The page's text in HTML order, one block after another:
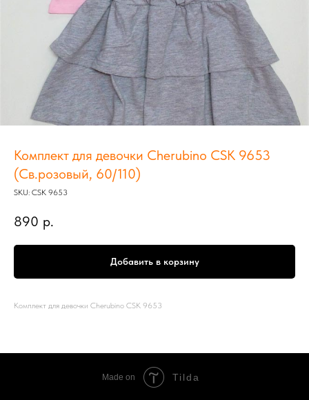
Комплект для девочки Cherubino CSK 9653
(Св.розовый, 60/110)
SKU: CSK 9653
890 р.
Добавить в корзину
Комплект для девочки Cherubino CSK 9653
Made on Tilda